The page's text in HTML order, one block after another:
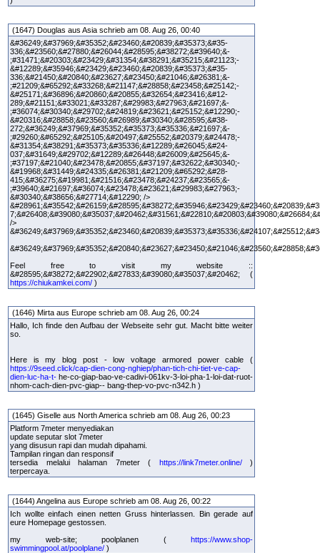
(1647) Douglas aus Asia schrieb am 08. Aug 26, 00:40
&#36249;&#37969;&#35352;&#23460;&#20839;&#35373;&#35-
336;&#23560;&#27880;&#26044;&#28595;&#38272;&#39640;&-
;#31471;&#20303;&#23429;&#31354;&#38291;&#35215;&#21123;-
&#12289;&#35946;&#23429;&#23460;&#20839;&#35373;&#35-
336;&#21450;&#20840;&#23627;&#23450;&#21046;&#26381;&-
;#21209;&#65292;&#33268;&#21147;&#28858;&#23458;&#25142;-
&#25171;&#36896;&#20860;&#20855;&#32654;&#23416;&#12-
289;&#21151;&#33021;&#33287;&#29983;&#27963;&#21697;&-
;#36074;&#30340;&#29702;&#24819;&#23621;&#25152;&#12290;-
&#20316;&#28858;&#23560;&#26989;&#30340;&#28595;&#38-
272;&#36249;&#37969;&#35352;&#35373;&#35336;&#21697;&-
;#29260;&#65292;&#25105;&#20497;&#25552;&#20379;&#24478;-
&#31354;&#38291;&#35373;&#35336;&#12289;&#26045;&#24-
037;&#31649;&#29702;&#12289;&#26448;&#26009;&#25645;&-
;#37197;&#21040;&#23478;&#20855;&#37197;&#32622;&#30340;-
&#19968;&#31449;&#24335;&#26381;&#21209;&#65292;&#28-
415;&#36275;&#19981;&#21516;&#23478;&#24237;&#23565;&-
;#39640;&#21697;&#36074;&#23478;&#23621;&#29983;&#27963;-
&#30340;&#38656;&#27714;&#12290; />
/>
Feel free to visit my website ::
&#28595;&#38272;&#22902;&#27833;&#39080;&#35037;&#20462; (
https://chiukamkei.com/ )
(1646) Mirta aus Europe schrieb am 08. Aug 26, 00:24
Hallo, Ich finde den Aufbau der Webseite sehr gut. Macht bitte weiter
so.
Here is my blog post - low voltage armored power cable (
https://9seed.click/cap-dien-cong-nghiep/phan-tich-chi-tiet-ve-cap-
dien-luc-ha-t- he-co-giap-bao-ve-cadivi-061kv-3-loi-pha-1-loi-dat-ruot-
nhom-cach-dien-pvc-giap-- bang-thep-vo-pvc-n342.h )
(1645) Giselle aus North America schrieb am 08. Aug 26, 00:23
Platform 7meter menyediakan
update seputar slot 7meter
yang disusun rapi dan mudah dipahami.
Tampilan ringan dan responsif
tersedia melalui halaman 7meter ( https://link7meter.online/)
terpercaya.
(1644) Angelina aus Europe schrieb am 08. Aug 26, 00:22
Ich wollte einfach einen netten Gruss hinterlassen. Bin gerade auf
eure Homepage gestossen.
my web-site; poolplanen ( https://www.shop-
swimmingpool.at/poolplane/ )